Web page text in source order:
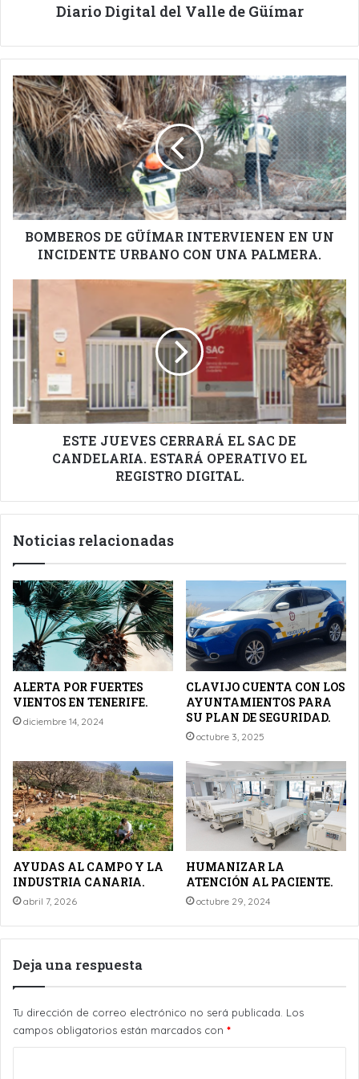
Diario Digital del Valle de Güímar
BOMBEROS
DE
GÜÍMAR
INTERVIENEN
EN
UN
INCIDENTE
URBANO
CON
UNA
PALMERA.
BOMBEROS DE GÜÍMAR INTERVIENEN EN UN
INCIDENTE URBANO CON UNA PALMERA.
CERRARÁ
EL
CANDELARIA.
ESTARÁ
OPERATIVO
REGISTRO
ESTE JUEVES CERRARÁ EL SAC DE
CANDELARIA. ESTARÁ OPERATIVO EL
REGISTRO DIGITAL.
Noticias relacionadas
ALERTA POR FUERTES
VIENTOS EN TENERIFE.
diciembre 14, 2024
CLAVIJO CUENTA CON LOS
AYUNTAMIENTOS PARA
SU PLAN DE SEGURIDAD.
octubre 3, 2025
AYUDAS AL CAMPO Y LA
INDUSTRIA CANARIA.
abril 7, 2026
HUMANIZAR LA
ATENCIÓN AL PACIENTE.
octubre 29, 2024
Deja una respuesta
Tu dirección de correo electrónico no será publicada. Los
campos obligatorios están marcados con *